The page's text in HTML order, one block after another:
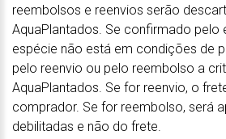
reembolsos e reenvios serão
AquaPlantados. Se confirmado pelo
espécie não está em condições de
pelo reenvio ou pelo reembolso a
AquaPlantados. Se for reenvio, o
comprador. Se for reembolso, será
debilitadas e não do frete.